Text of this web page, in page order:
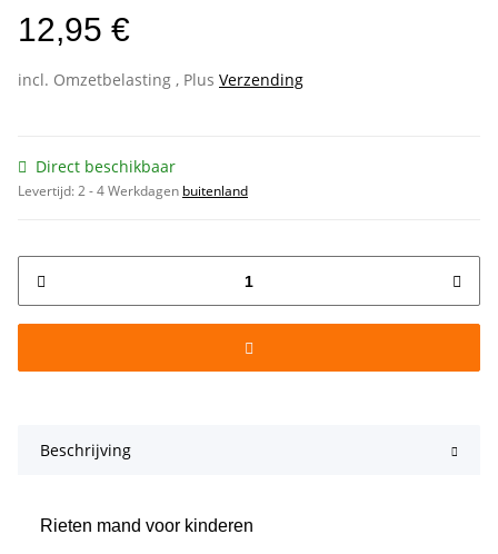
12,95 €
incl. Omzetbelasting , Plus Verzending
Direct beschikbaar
Levertijd:2 - 4 Werkdagen buitenland
Beschrijving
Rieten mand voor kinderen